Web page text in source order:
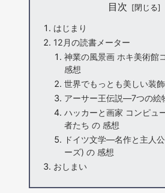
目次
はじまり
12月の読書メーター
神業の風景画 ホキ美術館
感想
世界でもっとも美しい装
アーサー王伝説―7つの絵
ハッカーと画家 コンピュ
者たち の 感想
ドイツ文学―名作と主人
ーズ) の 感想
おしまい